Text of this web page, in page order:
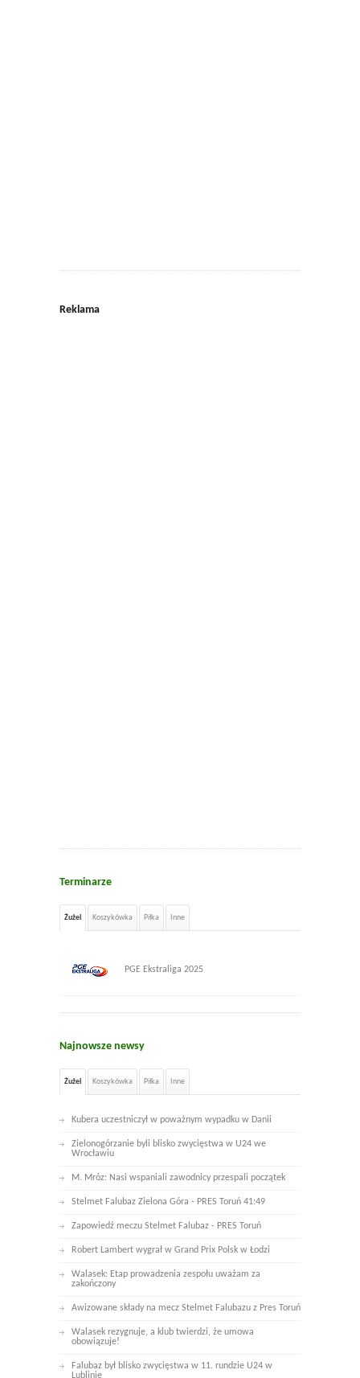
Reklama
Terminarze
Żużel Koszykówka Piłka Inne
PGE Ekstraliga 2025
Najnowsze newsy
Żużel Koszykówka Piłka Inne
Kubera uczestniczył w poważnym wypadku w Danii
Zielonogórzanie byli blisko zwycięstwa w U24 we
Wrocławiu
M. Mróz: Nasi wspaniali zawodnicy przespali początek
Stelmet Falubaz Zielona Góra - PRES Toruń 41:49
Zapowiedź meczu Stelmet Falubaz - PRES Toruń
Robert Lambert wygrał w Grand Prix Polsk w Łodzi
Walasek: Etap prowadzenia zespołu uważam za
zakończony
Awizowane składy na mecz Stelmet Falubazu z Pres Toruń
Walasek rezygnuje, a klub twierdzi, że umowa
obowiązuje!
Falubaz był blisko zwycięstwa w 11. rundzie U24 w
Lublinie